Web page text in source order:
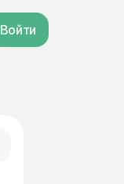
Войти